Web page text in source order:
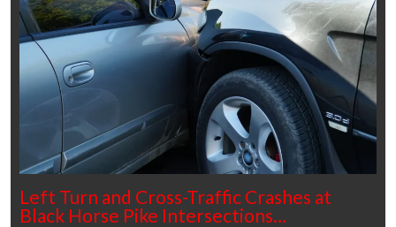
Left Turn and Cross-Traffic Crashes at
Black Horse Pike Intersections…